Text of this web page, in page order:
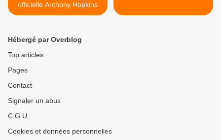
officielle Anthony Hopkins
Hébergé par Overblog
Top articles
Pages
Contact
Signaler un abus
C.G.U.
Cookies et données personnelles